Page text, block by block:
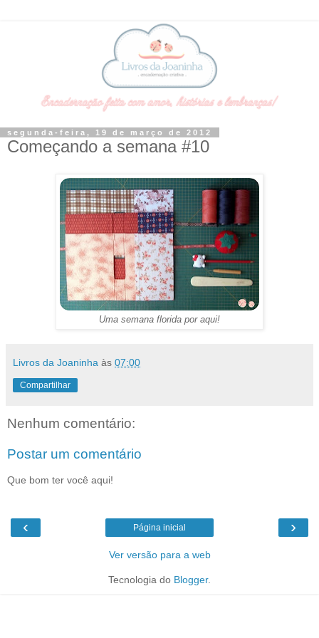
segunda-feira, 19 de março de 2012
Começando a semana #10
Uma semana florida por aqui!
Livros da Joaninha às 07:00
Compartilhar
Nenhum comentário:
Postar um comentário
Que bom ter você aqui!
‹ ›
Página inicial
Ver versão para a web
Tecnologia do Blogger.